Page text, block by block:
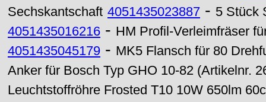
Sechskantschaft 4051435023887 - 5 Stück
4051435016216 - HM Profil-Verleimfräser
4051435045179 - MK5 Flansch für 80
Anker für Bosch Typ GHO 10-82 (Artikelnr.
Leuchtstoffröhre Frosted T10 10W 650lm